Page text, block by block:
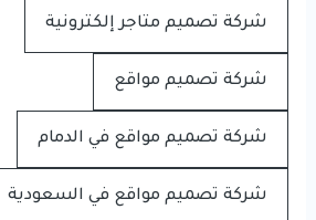
شركة تصميم متاجر إلكترونية
شركة تصميم مواقع
شركة تصميم مواقع في الدمام
شركة تصميم مواقع في السعودية